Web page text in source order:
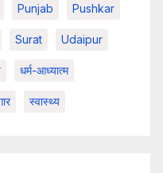
Punjab Pushkar
Surat Udaipur
धर्म-आध्यात्म
स्वास्थ्य